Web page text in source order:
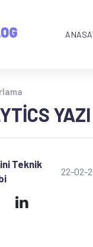
Teknik
22-02-